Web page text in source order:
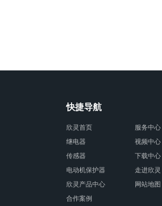
快捷导航
欣灵首页
服务中心
继电器
视频中心
传感器
下载中心
电动机保护器
走进欣灵
欣灵产品中心
网站地图
合作案例